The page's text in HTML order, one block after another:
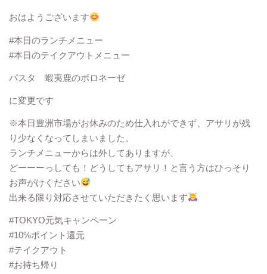
おはようございます
#本日のランチメニュー
#本日のテイクアウトメニュー
パスタ 蝦夷鹿のボロネーゼ
に変更です
※本日豊洲市場がお休みのため仕入れができず、アサリが残
り少なくなってしまいました。
ランチメニューからは外してありますが、
どーーーっしても！どうしてもアサリ！と言う方はひっそり
お声がけください
出来る限り対応させていただきたく思います
#TOKYO元気キャンペーン
#10%ポイント還元
#テイクアウト
#お持ち帰り